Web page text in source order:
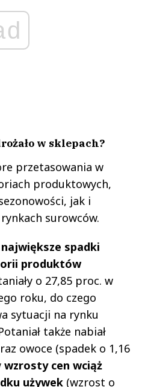
w sklepach?
przetasowania w
produktowych,
jak i
surowców.
największe spadki
produktów
o 27,85 proc. w
roku, do czego
sytuacji na rynku
także nabiał
owoce (spadek o 1,16
wzrosty cen wciąż
używek (wzrost o